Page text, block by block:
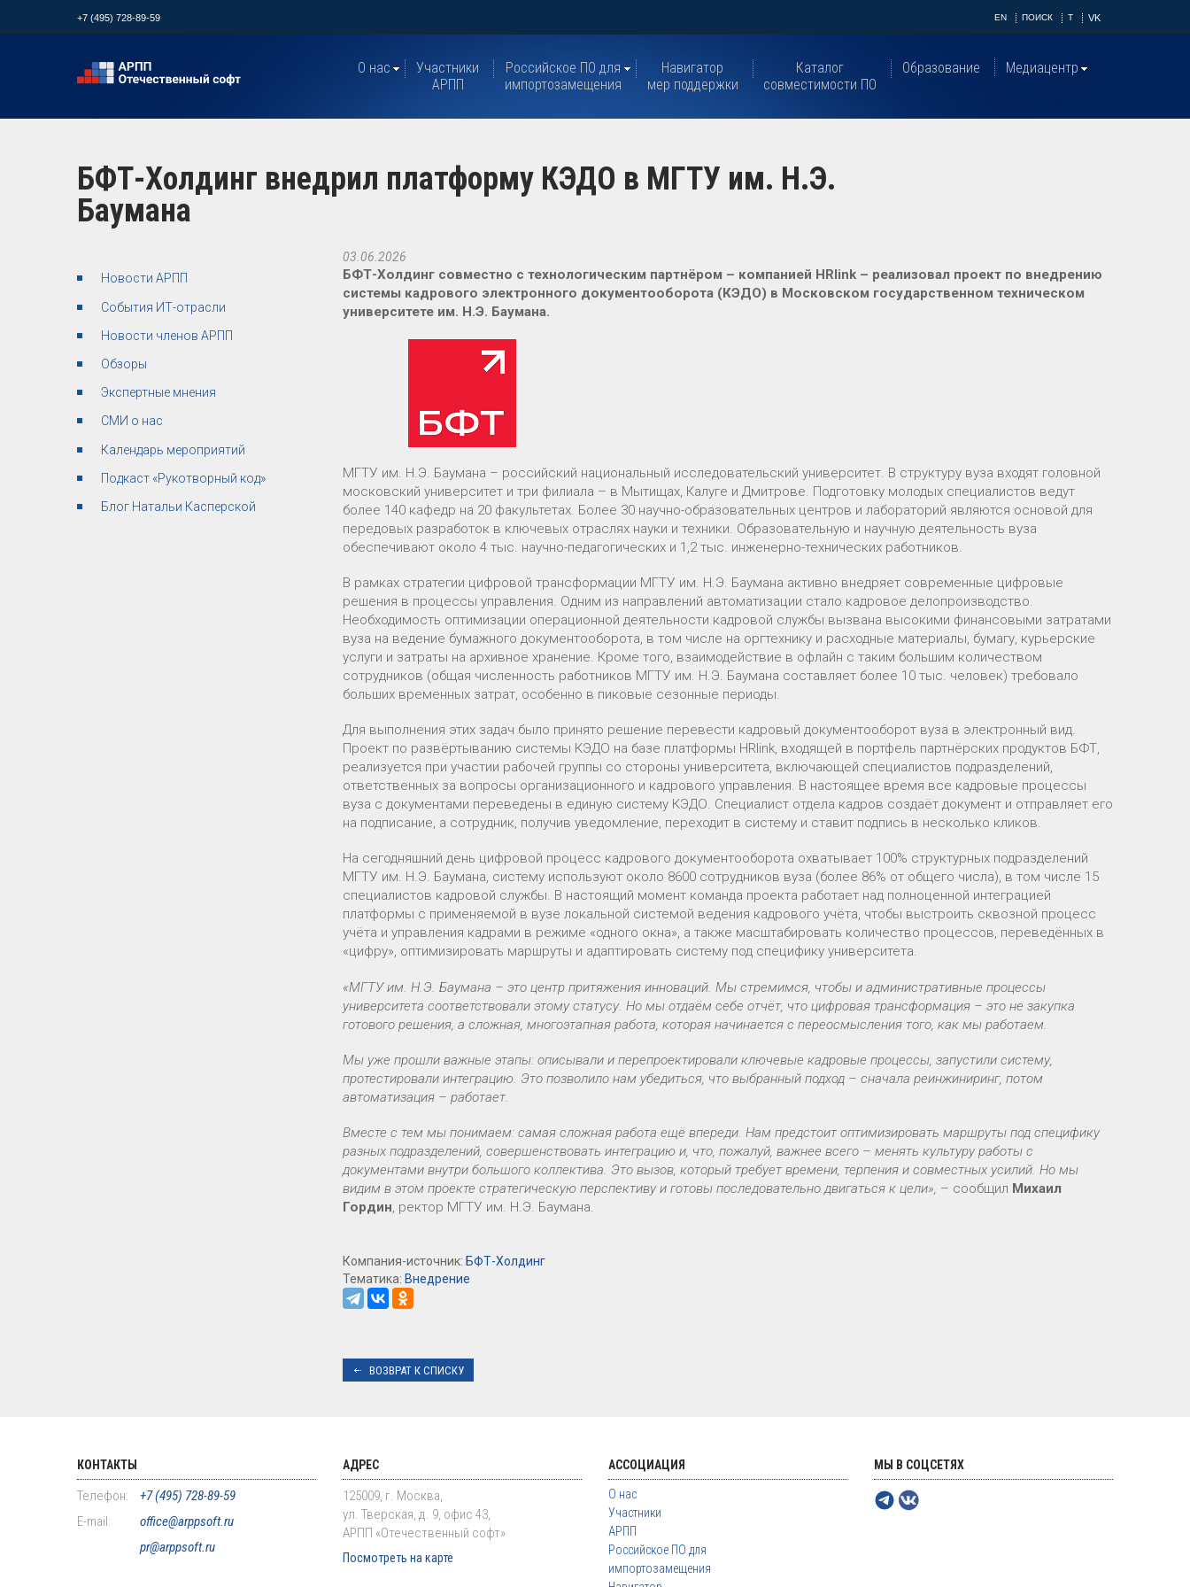
+7 (495) 728-89-59 EN ПОИСК T VK
О нас
Участники
АРПП
Российское ПО для
импортозамещения
Навигатор
мер поддержки
Каталог
совместимости ПО
Образование Медиацентр
БФТ-Холдинг внедрил платформу КЭДО в МГТУ им. Н.Э.
Баумана
Новости АРПП
События ИТ-отрасли
Новости членов АРПП
Обзоры
Экспертные мнения
СМИ о нас
Календарь мероприятий
Подкаст «Рукотворный код»
Блог Натальи Касперской
03.06.2026
БФТ-Холдинг совместно с технологическим партнёром – компанией HRlink – реализовал проект по внедрению
системы кадрового электронного документооборота (КЭДО) в Московском государственном техническом
университете им. Н.Э. Баумана.
МГТУ им. Н.Э. Баумана – российский национальный исследовательский университет. В структуру вуза входят головной
московский университет и три филиала – в Мытищах, Калуге и Дмитрове. Подготовку молодых специалистов ведут
более 140 кафедр на 20 факультетах. Более 30 научно-образовательных центров и лабораторий являются основой для
передовых разработок в ключевых отраслях науки и техники. Образовательную и научную деятельность вуза
обеспечивают около 4 тыс. научно-педагогических и 1,2 тыс. инженерно-технических работников.
В рамках стратегии цифровой трансформации МГТУ им. Н.Э. Баумана активно внедряет современные цифровые
решения в процессы управления. Одним из направлений автоматизации стало кадровое делопроизводство.
Необходимость оптимизации операционной деятельности кадровой службы вызвана высокими финансовыми затратами
вуза на ведение бумажного документооборота, в том числе на оргтехнику и расходные материалы, бумагу, курьерские
услуги и затраты на архивное хранение. Кроме того, взаимодействие в офлайн с таким большим количеством
сотрудников (общая численность работников МГТУ им. Н.Э. Баумана составляет более 10 тыс. человек) требовало
больших временных затрат, особенно в пиковые сезонные периоды.
Для выполнения этих задач было принято решение перевести кадровый документооборот вуза в электронный вид.
Проект по развёртыванию системы КЭДО на базе платформы HRlink, входящей в портфель партнёрских продуктов БФТ,
реализуется при участии рабочей группы со стороны университета, включающей специалистов подразделений,
ответственных за вопросы организационного и кадрового управления. В настоящее время все кадровые процессы
вуза с документами переведены в единую систему КЭДО. Специалист отдела кадров создаёт документ и отправляет его
на подписание, а сотрудник, получив уведомление, переходит в систему и ставит подпись в несколько кликов.
На сегодняшний день цифровой процесс кадрового документооборота охватывает 100% структурных подразделений
МГТУ им. Н.Э. Баумана, систему используют около 8600 сотрудников вуза (более 86% от общего числа), в том числе 15
специалистов кадровой службы. В настоящий момент команда проекта работает над полноценной интеграцией
платформы с применяемой в вузе локальной системой ведения кадрового учёта, чтобы выстроить сквозной процесс
учёта и управления кадрами в режиме «одного окна», а также масштабировать количество процессов, переведённых в
«цифру», оптимизировать маршруты и адаптировать систему под специфику университета.
«МГТУ им. Н.Э. Баумана – это центр притяжения инноваций. Мы стремимся, чтобы и административные процессы
университета соответствовали этому статусу. Но мы отдаём себе отчёт, что цифровая трансформация – это не закупка
готового решения, а сложная, многоэтапная работа, которая начинается с переосмысления того, как мы работаем.
Мы уже прошли важные этапы: описывали и перепроектировали ключевые кадровые процессы, запустили систему,
протестировали интеграцию. Это позволило нам убедиться, что выбранный подход – сначала реинжиниринг, потом
автоматизация – работает.
Вместе с тем мы понимаем: самая сложная работа ещё впереди. Нам предстоит оптимизировать маршруты под специфику
разных подразделений, совершенствовать интеграцию и, что, пожалуй, важнее всего – менять культуру работы с
документами внутри большого коллектива. Это вызов, который требует времени, терпения и совместных усилий. Но мы
видим в этом проекте стратегическую перспективу и готовы последовательно двигаться к цели», – сообщил Михаил
Гордин, ректор МГТУ им. Н.Э. Баумана.
Компания-источник: БФТ-Холдинг
Тематика: Внедрение
ВОЗВРАТ К СПИСКУ
КОНТАКТЫ
Телефон:
+7 (495) 728-89-59
E-mail:
office@arppsoft.ru
pr@arppsoft.ru
АДРЕС
125009, г. Москва,
ул. Тверская, д. 9, офис 43,
АРПП «Отечественный софт»
Посмотреть на карте
АССОЦИАЦИЯ
О нас
Участники
АРПП
Российское ПО для
импортозамещения
МЫ В СОЦСЕТЯХ